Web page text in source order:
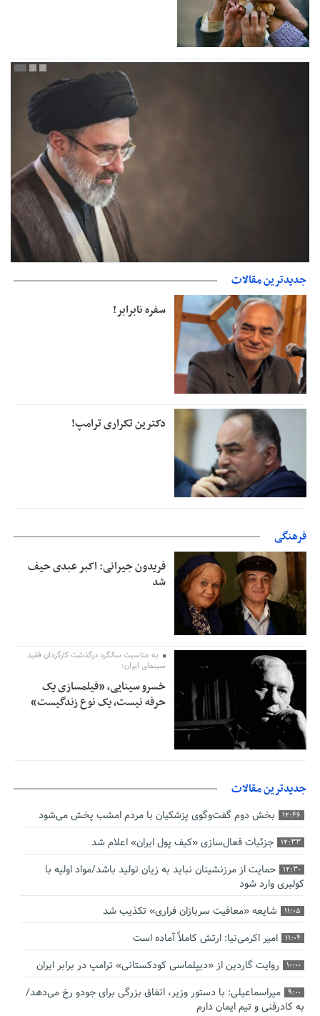
دفتر رهبر انقلاب: مطالب خارج از مراجع رسمی فاقد سندیت است
جدیدترین مقالات
سفره نابرابر!
دکترین تکراری ترامپ!
فرهنگی
فریدون جیرانی: اکبر عبدی حیف
شد
به مناسبت سالگرد درگذشت کارگردان فقید
سینمای ایران؛
خسرو سینایی، «فیلمسازی یک
حرفه نیست، یک نوع زندگیست»
جدیدترین مقالات
12:46 بخش دوم گفت‌وگوی پزشکیان با مردم امشب پخش می‌شود
12:33 جزئیات فعال‌سازی «کیف پول ایران» اعلام شد
12:30
حمایت از مرزنشینان نباید به زیان تولید باشد/مواد اولیه با
کولبری وارد شود
11:05 شایعه «معافیت سربازان فراری» تکذیب شد
11:04 امیر اکرمی‌نیا: ارتش کاملاً آماده است
10:00 روایت گاردین از «دیپلماسی کودکستانی» ترامپ در برابر ایران
9:00
میراسماعیلی: با دستور وزیر، اتفاق بزرگی برای جودو رخ می‌دهد/
به کادرفنی و تیم ایمان دارم